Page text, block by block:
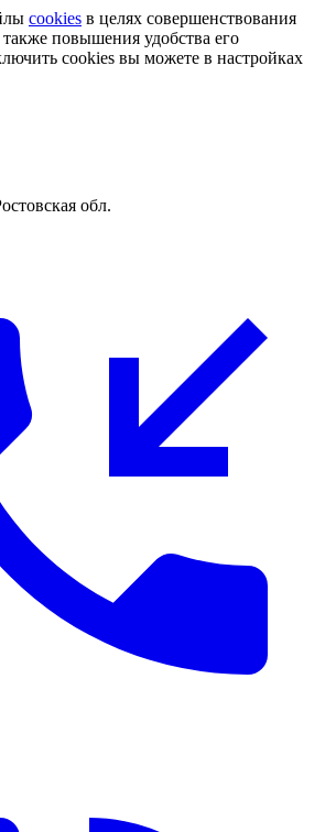
cookies в целях совершенствования
повышения удобства его
cookies вы можете в настройках
обл.